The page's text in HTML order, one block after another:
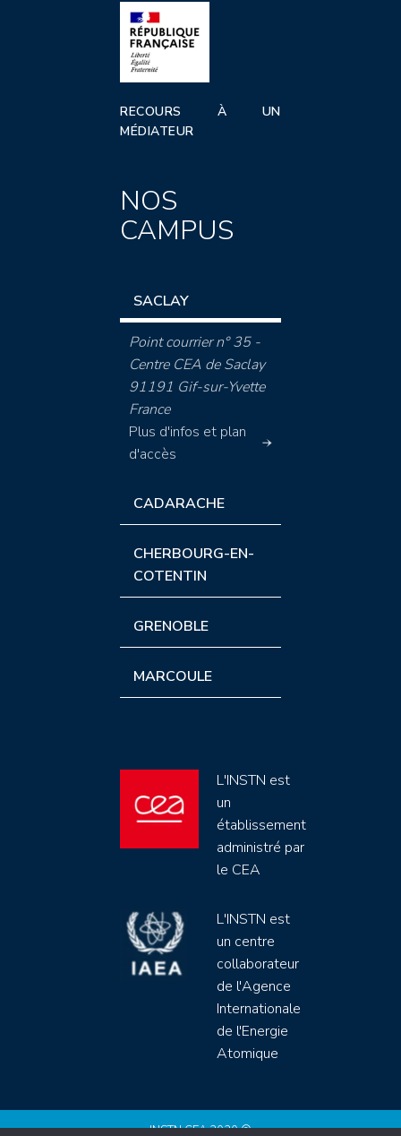
RECOURS À UN
MÉDIATEUR
NOS
CAMPUS
SACLAY
Point courrier n° 35 -
Centre CEA de Saclay
91191 Gif-sur-Yvette
France
Plus d'infos et plan
d'accès
CADARACHE
CHERBOURG-EN-
COTENTIN
GRENOBLE
MARCOULE
L'INSTN est
un
établissement
administré par
le CEA
L'INSTN est
un centre
collaborateur
de l'Agence
Internationale
de l'Energie
Atomique
INSTN CEA 2020 ©